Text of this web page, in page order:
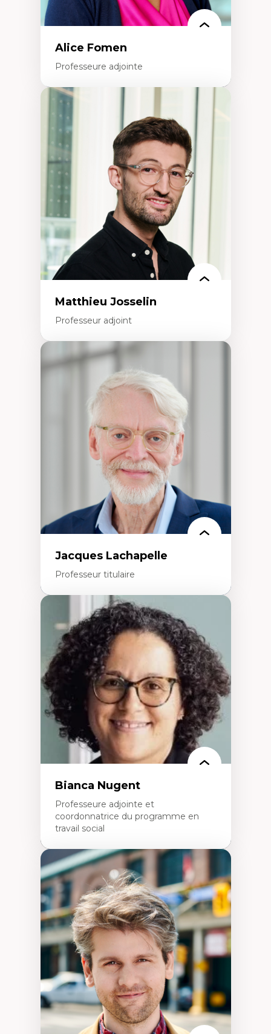
Alice Fomen
Professeure adjointe
Expertises
Acceptabilité, acceptation et adoption des
technologies
Technologies d'apprentissage innovantes
Insertion professionnelle du nouveau
personnel enseignant
Construction identitaire en milieu
minoritaire francophone
Technologies éducatives pour la formation
continue
Matthieu Josselin
Professeur adjoint
Expertises
Ethnographie critique des environnements
d’apprentissage des étudiant.e.s
Approche transdisciplinaire des
compétences socioaffectives et
interculturelles
Didactique des langues secondes et
compétence pragmatique
Andragogie
Méthodologies de recherche qualitative
Jacques Lachapelle
Professeur titulaire
Expertises
Histoire de l'architecture et de la ville,
notamment au Canada
Théorie et pratiques en conservation de
l'environnement bâti
Conception de projet en milieu existant
Analyse critique en architecture et
enseignement du design architectural et
urbain
Bianca Nugent
Professeure adjointe et
coordonnatrice du programme en
travail social
Expertises
Travail social, action et justice sociale
Fondements de l’intervention et des
nouvelles pratiques en travail social et en
éducation inclusive
Minorités linguistiques, offre active et
francophonie plurielle en contexte
linguistique minoritaire
Études critiques sur le handicap, la
neurodiversité, l'agentivité et les injustices
épistémiques
Intersectionnalité et réalités 2SLGBTQ+
Méthodes d’interventions et approches
antiraciste, décoloniale, anti-oppressive
Approche interculturelle critique
Pair-aidance, proche aidance, famille
choisie et soutien mutuel